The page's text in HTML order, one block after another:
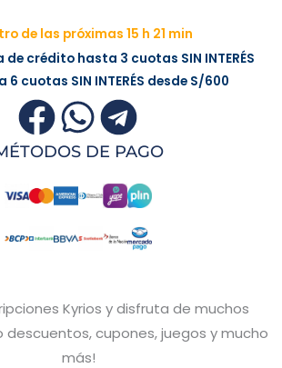
de las próximas 15 h 21 min
de crédito hasta 3 cuotas SIN INTERÉS
6 cuotas SIN INTERÉS desde S/600
DE PAGO
Kyrios y disfruta de muchos
cupones, juegos y mucho
más!